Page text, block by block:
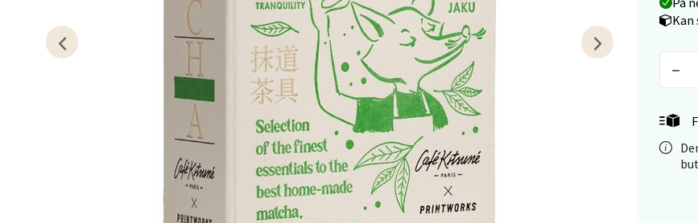
Kristiansand - Markens
Lillemarkens markensgate 25B, 4611 Kristiansand
Åpent i dag 09-18
0 i butikk
Oslo - Linderud